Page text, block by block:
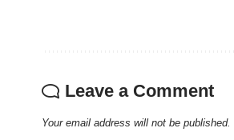
Leave a Comment
Your email address will not be published.